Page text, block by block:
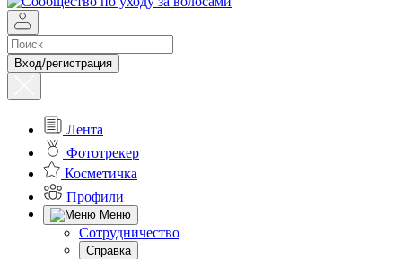
Вход/регистрация
Лента
Фототрекер
Косметичка
Профили
Меню
Сотрудничество
Справка